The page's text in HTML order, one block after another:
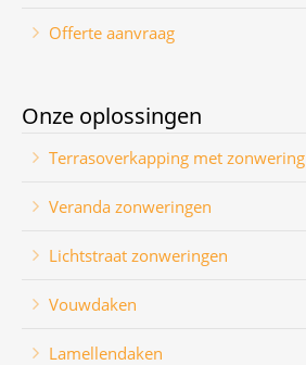
Offerte aanvraag
Onze oplossingen
Terrasoverkapping met zonwering
Veranda zonweringen
Lichtstraat zonweringen
Vouwdaken
Lamellendaken